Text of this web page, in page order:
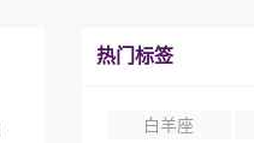
热门标签
白羊座